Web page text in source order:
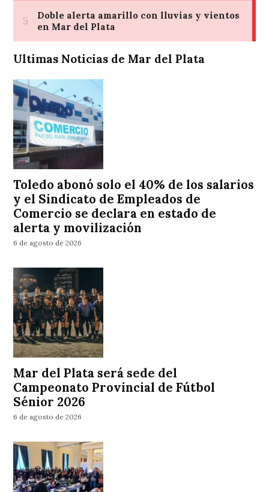
Ultimas Noticias de Mar del Plata
Toledo abonó solo el 40% de los salarios
y el Sindicato de Empleados de
Comercio se declara en estado de
alerta y movilización
6 de agosto de 2026
Mar del Plata será sede del
Campeonato Provincial de Fútbol
Sénior 2026
6 de agosto de 2026